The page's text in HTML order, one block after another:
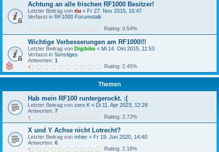
Achtung an alle frischen RF1000 Besitzer!
Letzter Beitrag von riu « Fr 27. Nov 2015, 16:47
Verfasst in RF1000 Forumstalk
Rating: 0.54%
Wichtige Verbesserungen am RF1000!!!
Letzter Beitrag von Digibike « Mi 14. Okt 2015, 11:53
Verfasst in Sonstiges
Antworten: 1
Rating: 2.45%
Themen
Hab mein RF100 runtergerockt. :(
Letzter Beitrag von zero K « Di 11. Apr 2023, 12:29
Antworten: 7
Rating: 2.72%
X und Y Achse nicht Lotrecht?
Letzter Beitrag von mhier « Fr 19. Jun 2020, 14:40
Antworten: 6
Rating: 2.18%